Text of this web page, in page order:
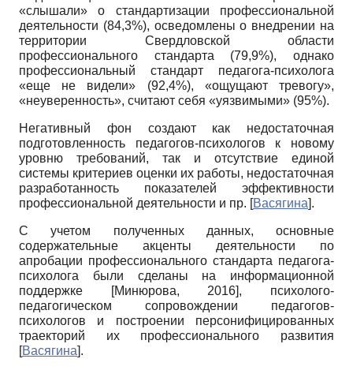
«слышали» о стандартизации профессиональной
деятельности (84,3%), осведомлены о внедрении на
территории Свердловской области
профессионального стандарта (79,9%), однако
профессиональный стандарт педагога-психолога
«еще не видели» (92,4%), «ощущают тревогу»,
«неуверенность», считают себя «уязвимыми» (95%).
Негативный фон создают как недостаточная
подготовленность педагогов-психологов к новому
уровню требований, так и отсутствие единой
системы критериев оценки их работы, недостаточная
разработанность показателей эффективности
профессиональной деятельности и пр. [Васягина].
С учетом полученных данных, основные
содержательные акценты деятельности по
апробации профессионального стандарта педагога-
психолога были сделаны на информационной
поддержке
[Минюрова, 2016], психолого-
педагогическом сопровождении педагогов-
психологов и построении персонифицированных
траекторий их профессионального развития
[Васягина].